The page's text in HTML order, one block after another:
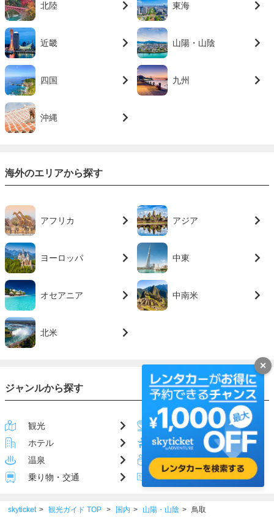
北陸 東海
近畿 山陽・山陰
四国 九州
沖縄
海外のエリアから探す
アフリカ アジア
ヨーロッパ 中東
オセアニア 中南米
北米
ジャンルから探す
観光
グルメ
ホテル
アクティビティ
温泉
お土産
乗り物・交通
ハウツー
skyticket 観光ガイド TOP 国内 山陽・山陰 鳥取
✕